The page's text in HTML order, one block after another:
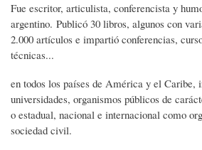
Fue escritor, articulista, conferencista y
argentino. Publicó 30 libros, algunos con
2.000 artículos e impartió conferencias,
técnicas...
en todos los países de América y el Caribe,
universidades, organismos públicos de
o estadual, nacional e internacional como
sociedad civil.